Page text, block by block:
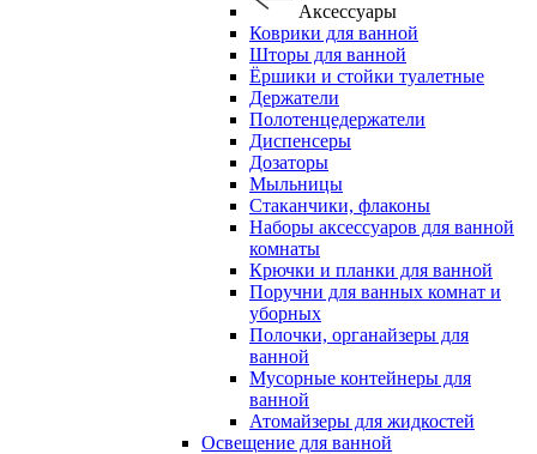
Аксессуары
Коврики для ванной
Шторы для ванной
Ёршики и стойки туалетные
Держатели
Полотенцедержатели
Диспенсеры
Дозаторы
Мыльницы
Стаканчики, флаконы
Наборы аксессуаров для ванной
комнаты
Крючки и планки для ванной
Поручни для ванных комнат и
уборных
Полочки, органайзеры для
ванной
Мусорные контейнеры для
ванной
Атомайзеры для жидкостей
Освещение для ванной